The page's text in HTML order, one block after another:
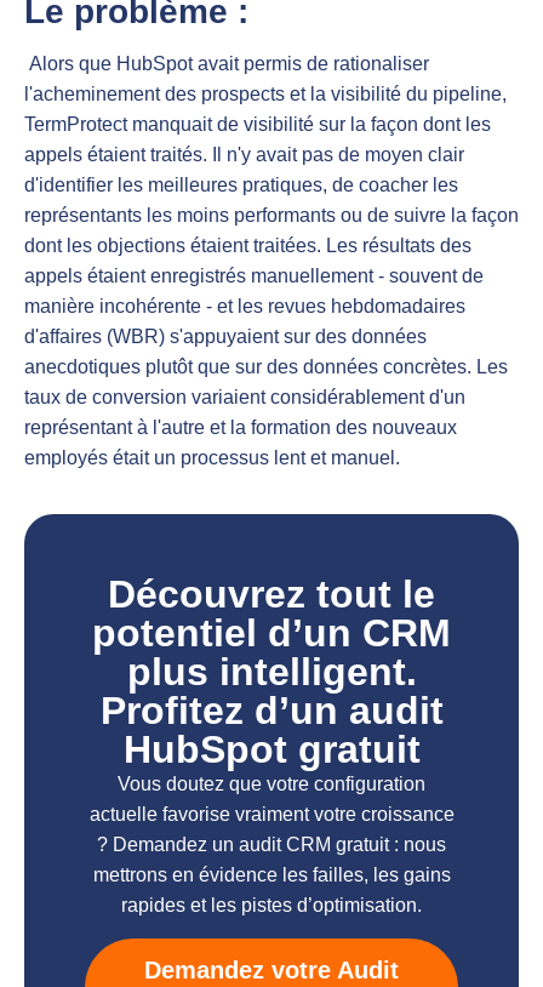
Le problème :
Alors que HubSpot avait permis de rationaliser
l'acheminement des prospects et la visibilité du pipeline,
TermProtect manquait de visibilité sur la façon dont les
appels étaient traités. Il n'y avait pas de moyen clair
d'identifier les meilleures pratiques, de coacher les
représentants les moins performants ou de suivre la façon
dont les objections étaient traitées. Les résultats des
appels étaient enregistrés manuellement - souvent de
manière incohérente - et les revues hebdomadaires
d'affaires (WBR) s'appuyaient sur des données
anecdotiques plutôt que sur des données concrètes. Les
taux de conversion variaient considérablement d'un
représentant à l'autre et la formation des nouveaux
employés était un processus lent et manuel.
Découvrez tout le
potentiel d’un CRM
plus intelligent.
Profitez d’un audit
HubSpot gratuit
Vous doutez que votre configuration
actuelle favorise vraiment votre croissance
? Demandez un audit CRM gratuit : nous
mettrons en évidence les failles, les gains
rapides et les pistes d’optimisation.
Demandez votre Audit